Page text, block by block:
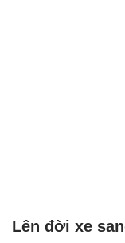
Lên đời xe